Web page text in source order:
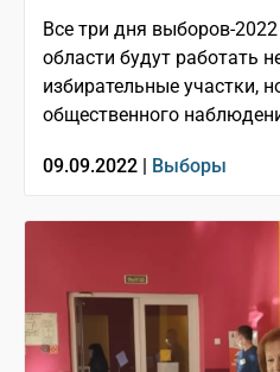
Все три дня выборов-
области будут работать
избирательные участки,
общественного
09.09.2022 | Выборы